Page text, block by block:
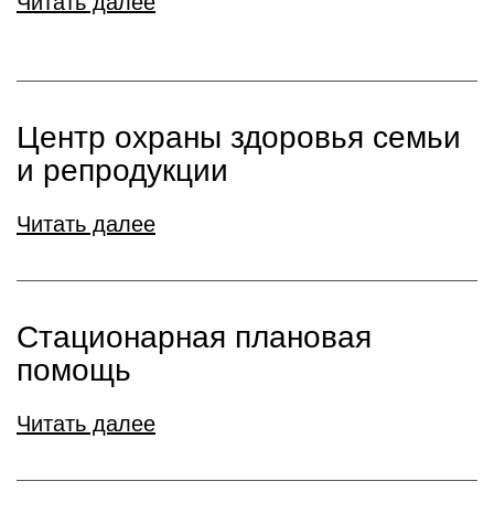
Центр охраны здоровья семьи
и репродукции
Читать далее
Стационарная плановая
помощь
Читать далее